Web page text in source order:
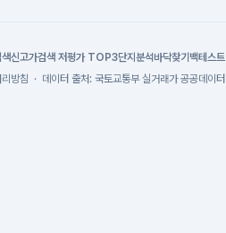
색신고가검색 저평가 TOP3단지분석 바닥찾기 백테스트
방침 · 데이터 출처: 국토교통부 실거래가 공공데이터